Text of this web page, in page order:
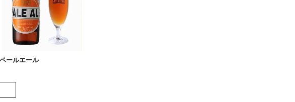
ールエール